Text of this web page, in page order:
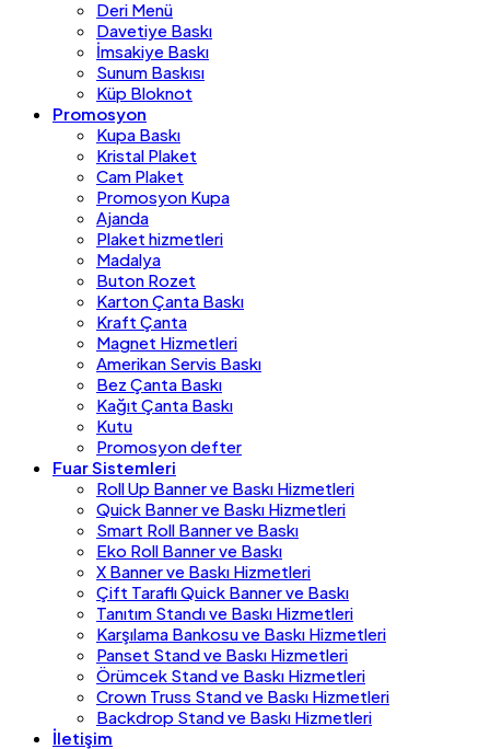
Deri Menü
Davetiye Baskı
İmsakiye Baskı
Sunum Baskısı
Küp Bloknot
Promosyon
Kupa Baskı
Kristal Plaket
Cam Plaket
Promosyon Kupa
Ajanda
Plaket hizmetleri
Madalya
Buton Rozet
Karton Çanta Baskı
Kraft Çanta
Magnet Hizmetleri
Amerikan Servis Baskı
Bez Çanta Baskı
Kağıt Çanta Baskı
Kutu
Promosyon defter
Fuar Sistemleri
Roll Up Banner ve Baskı Hizmetleri
Quick Banner ve Baskı Hizmetleri
Smart Roll Banner ve Baskı
Eko Roll Banner ve Baskı
X Banner ve Baskı Hizmetleri
Çift Taraflı Quick Banner ve Baskı
Tanıtım Standı ve Baskı Hizmetleri
Karşılama Bankosu ve Baskı Hizmetleri
Panset Stand ve Baskı Hizmetleri
Örümcek Stand ve Baskı Hizmetleri
Crown Truss Stand ve Baskı Hizmetleri
Backdrop Stand ve Baskı Hizmetleri
İletişim